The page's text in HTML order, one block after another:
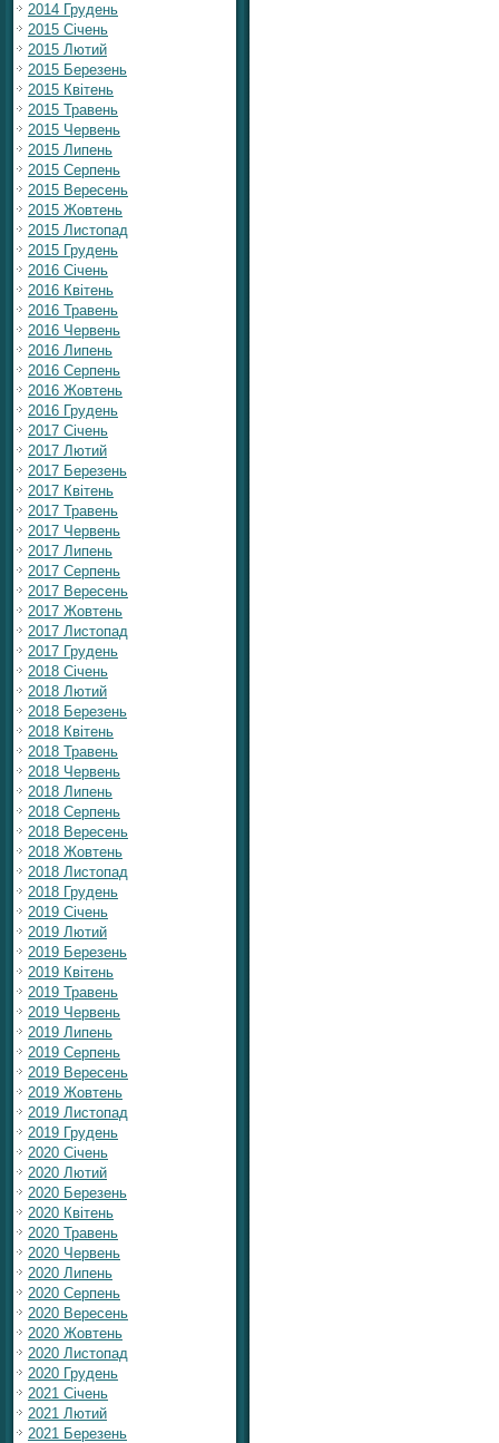
2014 Грудень
2015 Січень
2015 Лютий
2015 Березень
2015 Квітень
2015 Травень
2015 Червень
2015 Липень
2015 Серпень
2015 Вересень
2015 Жовтень
2015 Листопад
2015 Грудень
2016 Січень
2016 Квітень
2016 Травень
2016 Червень
2016 Липень
2016 Серпень
2016 Жовтень
2016 Грудень
2017 Січень
2017 Лютий
2017 Березень
2017 Квітень
2017 Травень
2017 Червень
2017 Липень
2017 Серпень
2017 Вересень
2017 Жовтень
2017 Листопад
2017 Грудень
2018 Січень
2018 Лютий
2018 Березень
2018 Квітень
2018 Травень
2018 Червень
2018 Липень
2018 Серпень
2018 Вересень
2018 Жовтень
2018 Листопад
2018 Грудень
2019 Січень
2019 Лютий
2019 Березень
2019 Квітень
2019 Травень
2019 Червень
2019 Липень
2019 Серпень
2019 Вересень
2019 Жовтень
2019 Листопад
2019 Грудень
2020 Січень
2020 Лютий
2020 Березень
2020 Квітень
2020 Травень
2020 Червень
2020 Липень
2020 Серпень
2020 Вересень
2020 Жовтень
2020 Листопад
2020 Грудень
2021 Січень
2021 Лютий
2021 Березень